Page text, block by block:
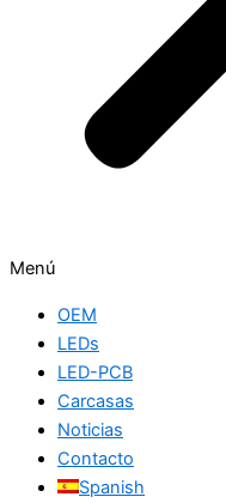
Menú
OEM
LEDs
LED-PCB
Carcasas
Noticias
Contacto
Spanish